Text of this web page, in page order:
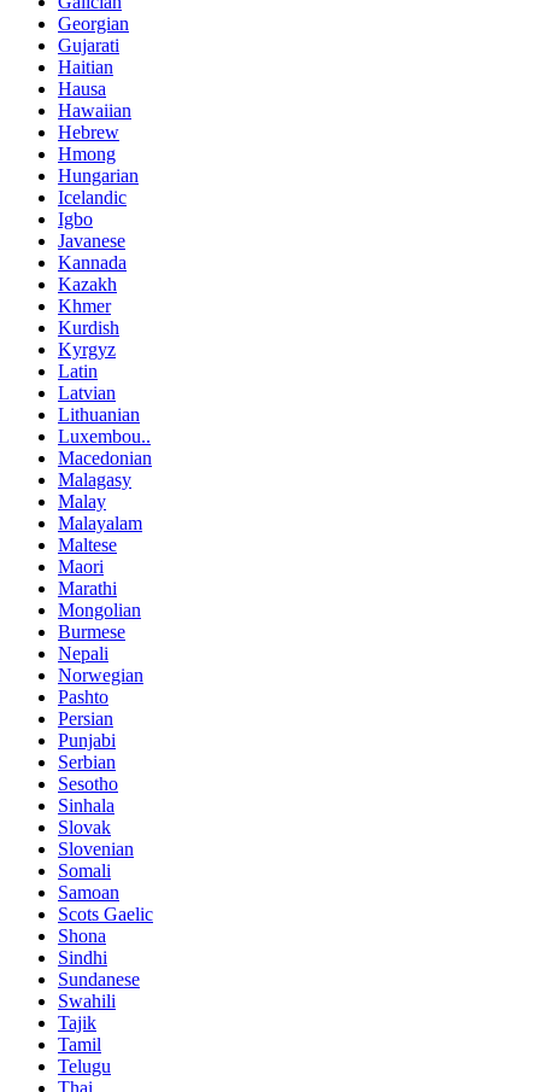
Georgian
Gujarati
Haitian
Hausa
Hawaiian
Hebrew
Hmong
Hungarian
Icelandic
Igbo
Javanese
Kannada
Kazakh
Khmer
Kurdish
Kyrgyz
Latin
Latvian
Lithuanian
Luxembou..
Macedonian
Malagasy
Malay
Malayalam
Maltese
Maori
Marathi
Mongolian
Burmese
Nepali
Norwegian
Pashto
Persian
Punjabi
Serbian
Sesotho
Sinhala
Slovak
Slovenian
Somali
Samoan
Scots Gaelic
Shona
Sindhi
Sundanese
Swahili
Tajik
Tamil
Telugu